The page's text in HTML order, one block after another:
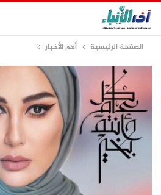
الصفحة الرئيسية أهم الأخبار